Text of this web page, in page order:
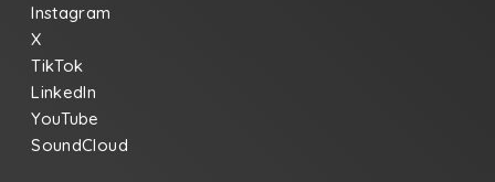
Instagram
X
TikTok
LinkedIn
YouTube
SoundCloud